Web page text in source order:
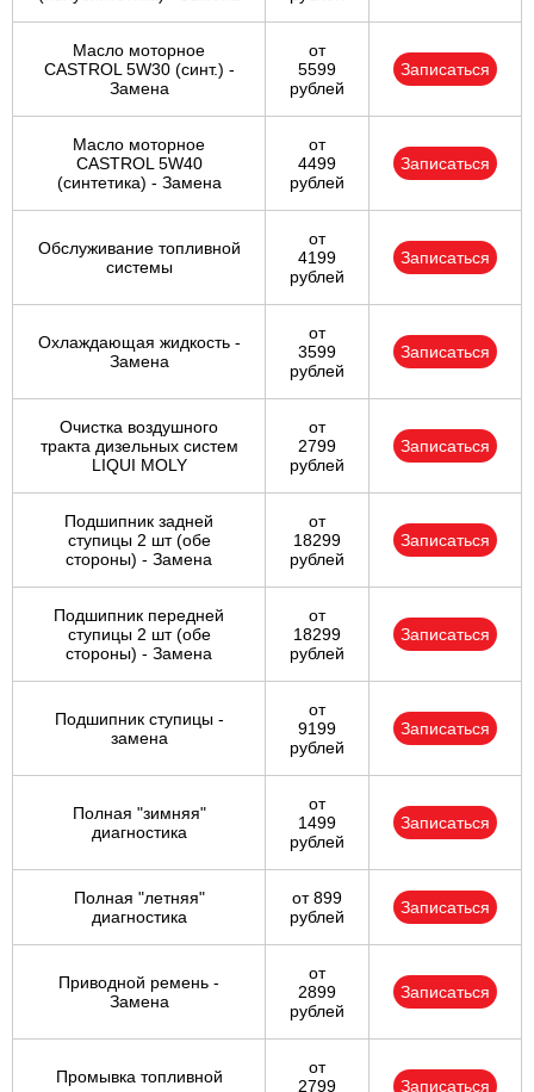
Масло моторное
CASTROL 5W30 (синт.) -
Замена
от
5599
рублей
Записаться
Масло моторное
CASTROL 5W40
(синтетика) - Замена
от
4499
рублей
Записаться
Обслуживание топливной
системы
от
4199
рублей
Записаться
Охлаждающая жидкость -
Замена
от
3599
рублей
Записаться
Очистка воздушного
тракта дизельных систем
LIQUI MOLY
от
2799
рублей
Записаться
Подшипник задней
ступицы 2 шт (обе
стороны) - Замена
от
18299
рублей
Записаться
Подшипник передней
ступицы 2 шт (обе
стороны) - Замена
от
18299
рублей
Записаться
Подшипник ступицы -
замена
от
9199
рублей
Записаться
Полная "зимняя"
диагностика
от
1499
рублей
Записаться
Полная "летняя"
диагностика
от 899
рублей
Записаться
Приводной ремень -
Замена
от
2899
рублей
Записаться
Промывка топливной
от
2799
Записаться